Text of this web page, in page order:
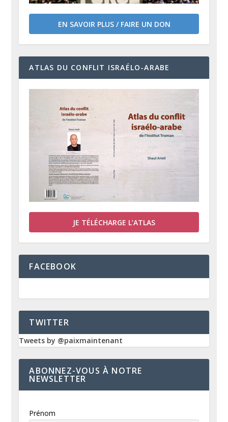
EN SAVOIR PLUS / FAIRE UN DON
ATLAS DU CONFLIT ISRAÉLO-ARABE
JE TÉLÉCHARGE L’ATLAS
FACEBOOK
TWITTER
Tweets by @paixmaintenant
ABONNEZ-VOUS À NOTRE
NEWSLETTER
Prénom